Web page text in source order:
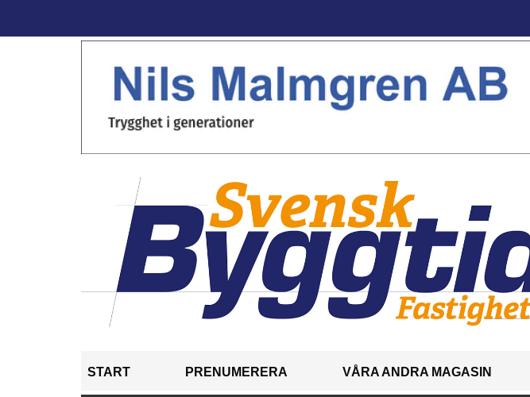
START PRENUMERERA VÅRA ANDRA MAGASIN